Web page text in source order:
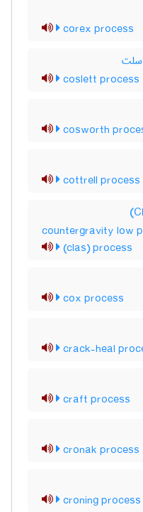
corex process
coslett process
cosworth
cottrell process
countergravity low
(clas) process
cox process
crack-heal
craft process
cronak process
croning process